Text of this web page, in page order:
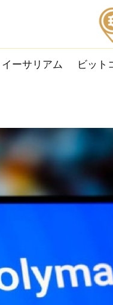
イーサリアム ビット